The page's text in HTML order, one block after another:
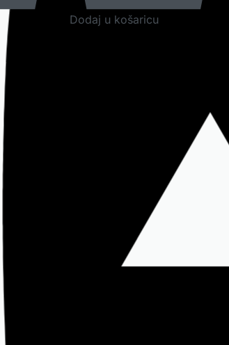
Dodaj u košaricu